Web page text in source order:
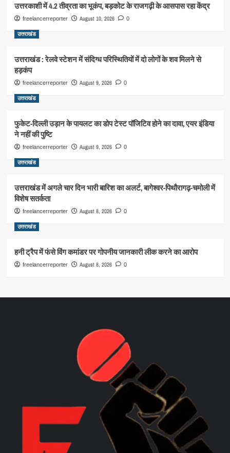
उत्तरकाशी में 4.2 तीव्रता का भूकंप, बड़कोट के राजगढ़ी के आसपास रहा केंद्र
freelancerreporter August 10, 2026 0
उत्तराखंड
उत्तराखंड : रेलवे स्टेशन में संदिग्ध परिस्थितियों में दो लोगों के शव मिलने से
हड़कंप
freelancerreporter August 9, 2026 0
उत्तराखंड
फुकेट-दिल्ली उड़ान के पायलट का डोप टेस्ट पॉजिटिव होने का दावा, एयर इंडिया
ने नहीं की पुष्टि
freelancerreporter August 9, 2026 0
उत्तराखंड
उत्तराखंड में अगले चार दिन भारी बारिश का अलर्ट, बागेश्वर-पिथौरागढ़-चमोली में
विशेष सतर्कता
freelancerreporter August 8, 2026 0
उत्तराखंड
हनी ट्रैप में फंसे विंग कमांडर पर गोपनीय जानकारी लीक करने का आरोप
freelancerreporter August 8, 2026 0